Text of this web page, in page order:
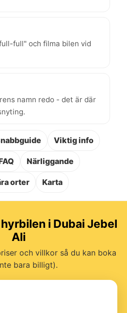
full" och filma bilen vid
namn redo - det är där
Viktig info
Närliggande
orter Karta
i Dubai Jebel
Ali
och villkor så du kan boka
bara billigt).